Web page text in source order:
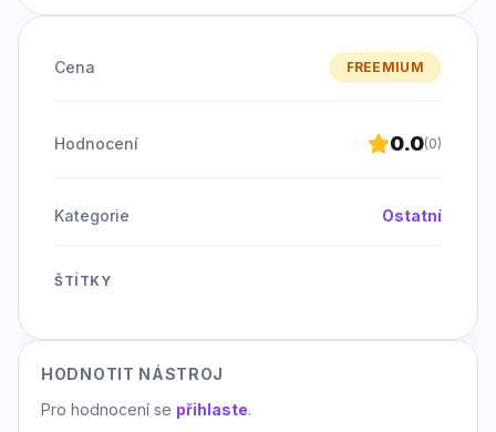
Cena FREEMIUM
Hodnocení 0.0(0)
Kategorie Ostatní
ŠTÍTKY
HODNOTIT NÁSTROJ
Pro hodnocení se přihlaste.